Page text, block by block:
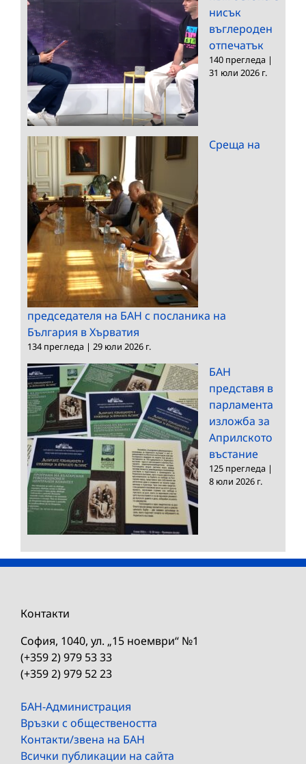
нисък
въглероден
отпечатък
140 прегледа |
31 юли 2026 г.
Среща на
председателя на БАН с посланика на
България в Хърватия
134 прегледа | 29 юли 2026 г.
БАН
представя в
парламента
изложба за
Априлското
въстание
125 прегледа |
8 юли 2026 г.
Контакти
София, 1040, ул. „15 ноември“ №1
(+359 2) 979 53 33
(+359 2) 979 52 23
БАН-Администрация
Връзки с обществеността
Контакти/звена на БАН
Всички публикации на сайта